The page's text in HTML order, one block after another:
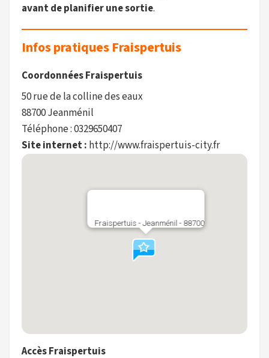
avant de planifier une sortie.
Infos pratiques Fraispertuis
Coordonnées Fraispertuis
50 rue de la colline des eaux
88700 Jeanménil
Téléphone : 0329650407
Site internet : http://www.fraispertuis-city.fr
Fraispertuis - Jeanménil - 88700
Accès Fraispertuis